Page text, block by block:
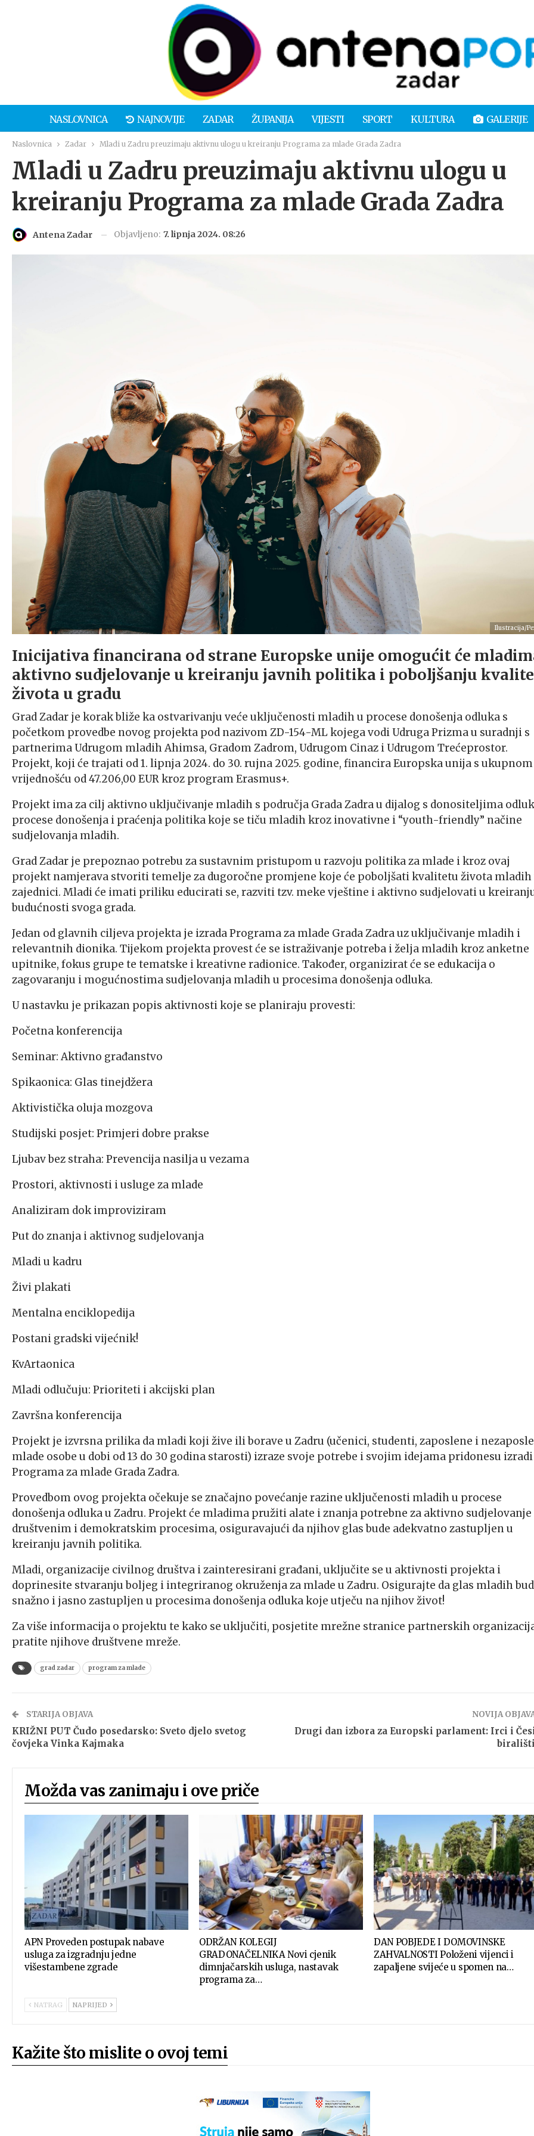
NASLOVNICA NAJNOVIJE ZADAR ŽUPANIJA VIJESTI SPORT KULTURA GALERIJE
Naslovnica Zadar Mladi u Zadru preuzimaju aktivnu ulogu u kreiranju Programa za mlade Grada Zadra
Mladi u Zadru preuzimaju aktivnu ulogu u
kreiranju Programa za mlade Grada Zadra
Antena Zadar Objavljeno: 7. lipnja 2024. 08:26
Ilustracija/
Inicijativa financirana od strane Europske unije omogućit će
aktivno sudjelovanje u kreiranju javnih politika i poboljšanju
života u gradu
Grad Zadar je korak bliže ka ostvarivanju veće uključenosti mladih u procese donošenja odluka s
početkom provedbe novog projekta pod nazivom ZD-154-ML kojega vodi Udruga Prizma u suradnji s
partnerima Udrugom mladih Ahimsa, Gradom Zadrom, Udrugom Cinaz i Udrugom Trećeprostor.
Projekt, koji će trajati od 1. lipnja 2024. do 30. rujna 2025. godine, financira Europska unija s ukupnom
vrijednošću od 47.206,00 EUR kroz program Erasmus+.
Projekt ima za cilj aktivno uključivanje mladih s područja Grada Zadra u dijalog s donositeljima
procese donošenja i praćenja politika koje se tiču mladih kroz inovativne i “youth-friendly” načine
sudjelovanja mladih.
Grad Zadar je prepoznao potrebu za sustavnim pristupom u razvoju politika za mlade i kroz ovaj
projekt namjerava stvoriti temelje za dugoročne promjene koje će poboljšati kvalitetu života mladih
zajednici. Mladi će imati priliku educirati se, razviti tzv. meke vještine i aktivno sudjelovati u
budućnosti svoga grada.
Jedan od glavnih ciljeva projekta je izrada Programa za mlade Grada Zadra uz uključivanje mladih i
relevantnih dionika. Tijekom projekta provest će se istraživanje potreba i želja mladih kroz anketne
upitnike, fokus grupe te tematske i kreativne radionice. Također, organizirat će se edukacija o
zagovaranju i mogućnostima sudjelovanja mladih u procesima donošenja odluka.
U nastavku je prikazan popis aktivnosti koje se planiraju provesti:
Početna konferencija
Seminar: Aktivno građanstvo
Spikaonica: Glas tinejdžera
Aktivistička oluja mozgova
Studijski posjet: Primjeri dobre prakse
Ljubav bez straha: Prevencija nasilja u vezama
Prostori, aktivnosti i usluge za mlade
Analiziram dok improviziram
Put do znanja i aktivnog sudjelovanja
Mladi u kadru
Živi plakati
Mentalna enciklopedija
Postani gradski vijećnik!
KvArtaonica
Mladi odlučuju: Prioriteti i akcijski plan
Završna konferencija
Projekt je izvrsna prilika da mladi koji žive ili borave u Zadru (učenici, studenti, zaposlene i
mlade osobe u dobi od 13 do 30 godina starosti) izraze svoje potrebe i svojim idejama pridonesu izradi
Programa za mlade Grada Zadra.
Provedbom ovog projekta očekuje se značajno povećanje razine uključenosti mladih u procese
donošenja odluka u Zadru. Projekt će mladima pružiti alate i znanja potrebne za aktivno sudjelovanje
društvenim i demokratskim procesima, osiguravajući da njihov glas bude adekvatno zastupljen u
kreiranju javnih politika.
Mladi, organizacije civilnog društva i zainteresirani građani, uključite se u aktivnosti projekta i
doprinesite stvaranju boljeg i integriranog okruženja za mlade u Zadru. Osigurajte da glas mladih
snažno i jasno zastupljen u procesima donošenja odluka koje utječu na njihov život!
Za više informacija o projektu te kako se uključiti, posjetite mrežne stranice partnerskih
pratite njihove društvene mreže.
grad zadar program za mlade
STARIJA OBJAVA
KRIŽNI PUT Čudo posedarsko: Sveto djelo svetog
čovjeka Vinka Kajmaka
NOVIJA
Drugi dan izbora za Europski parlament: Irci i
Možda vas zanimaju i ove priče
APN Proveden postupak nabave
usluga za izgradnju jedne
višestambene zgrade
ODRŽAN KOLEGIJ
GRADONAČELNIKA Novi cjenik
dimnjačarskih usluga, nastavak
programa za…
DAN POBJEDE I DOMOVINSKE
ZAHVALNOSTI Položeni vijenci i
zapaljene svijeće u spomen na…
NATRAG NAPRIJED
Kažite što mislite o ovoj temi